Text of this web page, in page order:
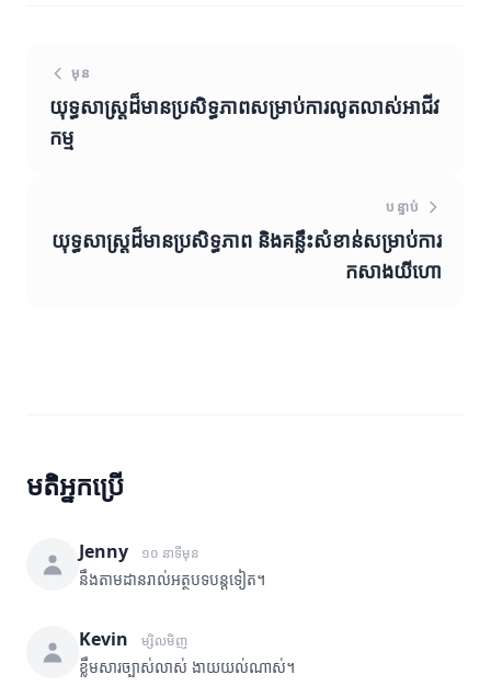
មុន
យុទ្ធសាស្ត្រដ៏មានប្រសិទ្ធភាពសម្រាប់ការលូតលាស់អាជីវ
កម្ម
បន្ទាប់
យុទ្ធសាស្ត្រដ៏មានប្រសិទ្ធភាព និងគន្លឹះសំខាន់សម្រាប់ការ
កសាងយីហោ
មតិអ្នកប្រើ
Jenny ១០ នាទីមុន
នឹងតាមដានរាល់អត្ថបទបន្តទៀត។
Kevin ម្សិលមិញ
ខ្លឹមសារច្បាស់លាស់ ងាយយល់ណាស់។